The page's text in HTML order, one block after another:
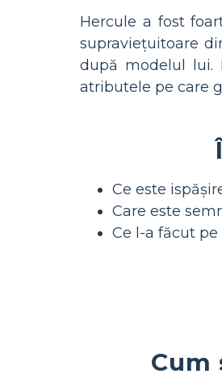
Hercule a fost
supraviețuitoare
după modelul lui.
atributele pe care
Ce este
Care este
Ce l-a făcut
Cum